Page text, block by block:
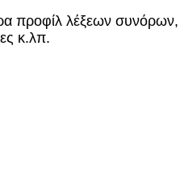
προφίλ λέξεων συνόρων,
κ.λπ.